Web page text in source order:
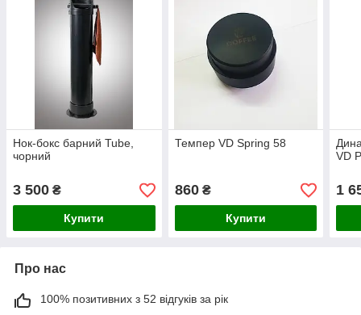
Нок-бокс барний Tube,
чорний
3 500 ₴
Купити
Темпер VD Spring 58
860₴
Купити
VD
1
Про нас
100% позитивних з 52 відгуків за рік